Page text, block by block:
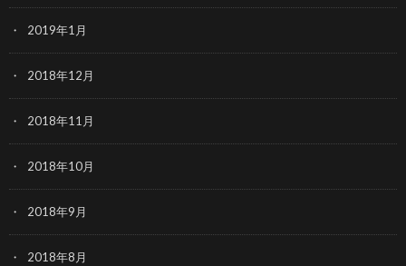
2019年1月
2018年12月
2018年11月
2018年10月
2018年9月
2018年8月